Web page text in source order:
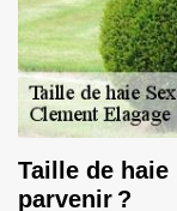
Taille de
parvenir ?